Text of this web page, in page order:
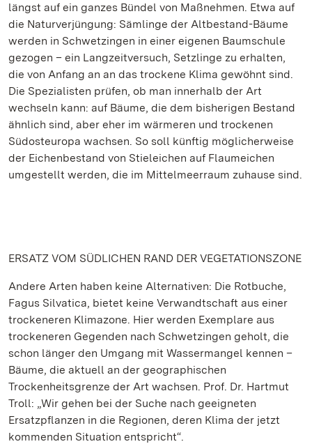
längst auf ein ganzes Bündel von Maßnehmen. Etwa auf
die Naturverjüngung: Sämlinge der Altbestand-Bäume
werden in Schwetzingen in einer eigenen Baumschule
gezogen – ein Langzeitversuch, Setzlinge zu erhalten,
die von Anfang an an das trockene Klima gewöhnt sind.
Die Spezialisten prüfen, ob man innerhalb der Art
wechseln kann: auf Bäume, die dem bisherigen Bestand
ähnlich sind, aber eher im wärmeren und trockenen
Südosteuropa wachsen. So soll künftig möglicherweise
der Eichenbestand von Stieleichen auf Flaumeichen
umgestellt werden, die im Mittelmeerraum zuhause sind.
ERSATZ VOM SÜDLICHEN RAND DER VEGETATIONSZONE
Andere Arten haben keine Alternativen: Die Rotbuche,
Fagus Silvatica, bietet keine Verwandtschaft aus einer
trockeneren Klimazone. Hier werden Exemplare aus
trockeneren Gegenden nach Schwetzingen geholt, die
schon länger den Umgang mit Wassermangel kennen –
Bäume, die aktuell an der geographischen
Trockenheitsgrenze der Art wachsen. Prof. Dr. Hartmut
Troll: „Wir gehen bei der Suche nach geeigneten
Ersatzpflanzen in die Regionen, deren Klima der jetzt
kommenden Situation entspricht“.